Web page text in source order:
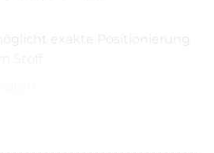
exakte Positionierung